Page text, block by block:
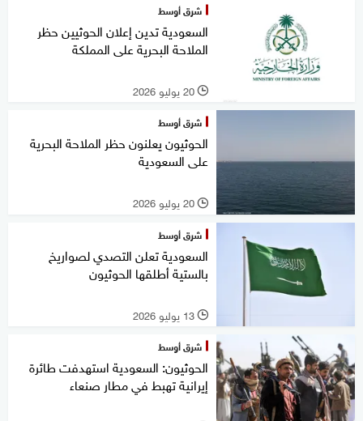
شرق أوسط
السعودية تدين إعلان الحوثيين حظر
الملاحة البحرية على المملكة
l 20 يوليو 2026
شرق أوسط
الحوثيون يعلنون حظر الملاحة البحرية
على السعودية
l 20 يوليو 2026
شرق أوسط
السعودية تعلن التصدي لصواريخ
بالستية أطلقها الحوثيون
l 13 يوليو 2026
شرق أوسط
الحوثيون: السعودية استهدفت طائرة
إيرانية تهبط في مطار صنعاء